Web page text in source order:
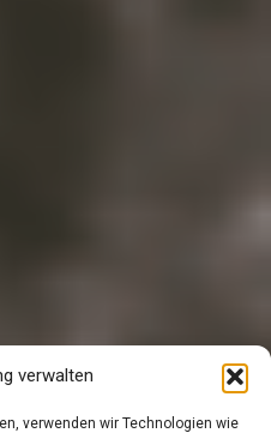
verwalten
verwenden wir Technologien wie